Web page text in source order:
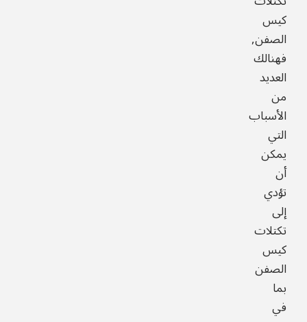
كيس
الصفن,
فهنالك
العديد
من
الأسباب
التي
يمكن
أن
تؤدي
إلى
تكتلات
كيس
الصفن
بما
في